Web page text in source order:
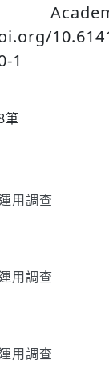
1
筆
用調查
用調查
用調查